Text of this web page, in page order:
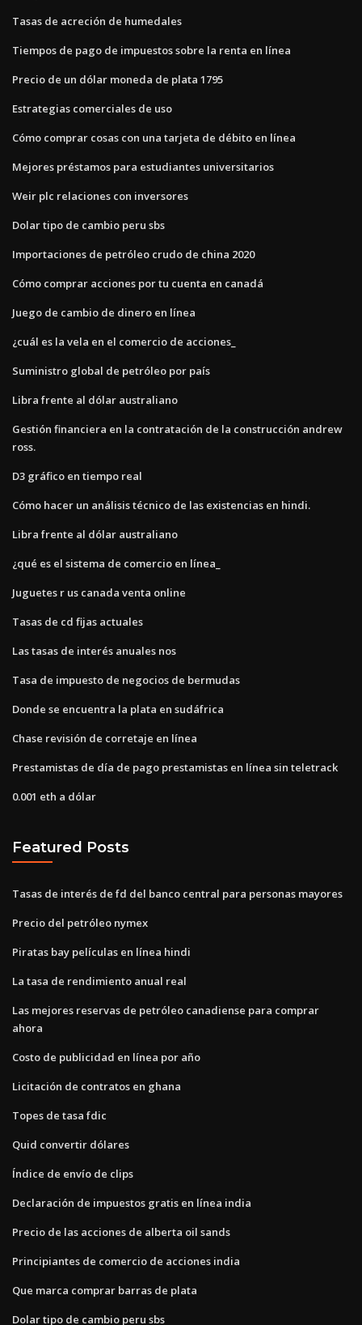
Tasas de acreción de humedales
Tiempos de pago de impuestos sobre la renta en línea
Precio de un dólar moneda de plata 1795
Estrategias comerciales de uso
Cómo comprar cosas con una tarjeta de débito en línea
Mejores préstamos para estudiantes universitarios
Weir plc relaciones con inversores
Dolar tipo de cambio peru sbs
Importaciones de petróleo crudo de china 2020
Cómo comprar acciones por tu cuenta en canadá
Juego de cambio de dinero en línea
¿cuál es la vela en el comercio de acciones_
Suministro global de petróleo por país
Libra frente al dólar australiano
Gestión financiera en la contratación de la construcción andrew
ross.
D3 gráfico en tiempo real
Cómo hacer un análisis técnico de las existencias en hindi.
Libra frente al dólar australiano
¿qué es el sistema de comercio en línea_
Juguetes r us canada venta online
Tasas de cd fijas actuales
Las tasas de interés anuales nos
Tasa de impuesto de negocios de bermudas
Donde se encuentra la plata en sudáfrica
Chase revisión de corretaje en línea
Prestamistas de día de pago prestamistas en línea sin teletrack
0.001 eth a dólar
Featured Posts
Tasas de interés de fd del banco central para personas mayores
Precio del petróleo nymex
Piratas bay películas en línea hindi
La tasa de rendimiento anual real
Las mejores reservas de petróleo canadiense para comprar
ahora
Costo de publicidad en línea por año
Licitación de contratos en ghana
Topes de tasa fdic
Quid convertir dólares
Índice de envío de clips
Declaración de impuestos gratis en línea india
Precio de las acciones de alberta oil sands
Principiantes de comercio de acciones india
Que marca comprar barras de plata
Dolar tipo de cambio peru sbs